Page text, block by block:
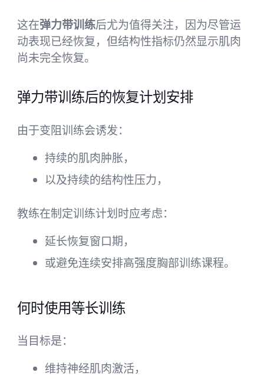
这在弹力带训练后尤为值得关注，因为尽管运
动表现已经恢复，但结构性指标仍然显示肌肉
尚未完全恢复。
弹力带训练后的恢复计划安排
由于变阻训练会诱发：
持续的肌肉肿胀，
以及持续的结构性压力，
教练在制定训练计划时应考虑：
延长恢复窗口期，
或避免连续安排高强度胸部训练课程。
何时使用等长训练
当目标是：
维持神经肌肉激活，